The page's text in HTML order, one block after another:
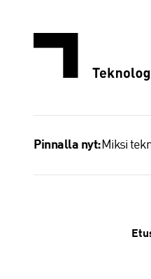
Pinnalla nyt: Miksi